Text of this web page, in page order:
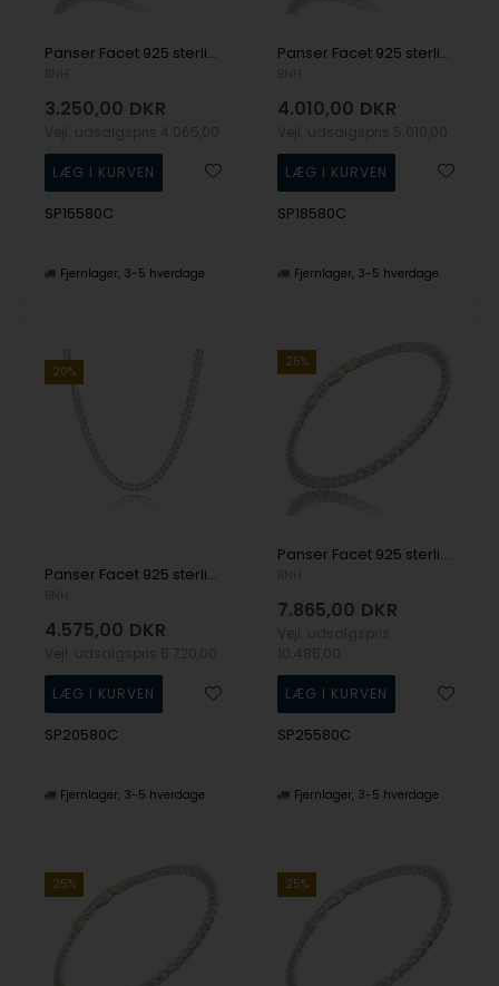
Panser Facet 925 sterling sølv halskæde, 80 cm og tråd 1,55 mm / bredde 5,3 mm
3.250,00 DKR
SP15580C
Fjernlager 3-5 hverdage
Panser Facet 925 sterling sølv halskæde, 80 cm og tråd 1,85 mm / bredde 6,3 mm
4.010,00 DKR
SP18580C
Fjernlager 3-5 hverdage
20%
Panser Facet 925 sterling sølv halskæde, 80 cm og tråd 2,05 mm / bredde 6,8 mm
4.575,00 DKR
SP20580C
Fjernlager 3-5 hverdage
25%
Panser Facet 925 sterling sølv halskæde, 80 cm og tråd 2,55 mm / bredde 9,0 mm
7.865,00 DKR
SP25580C
Fjernlager 3-5 hverdage
25% 25%